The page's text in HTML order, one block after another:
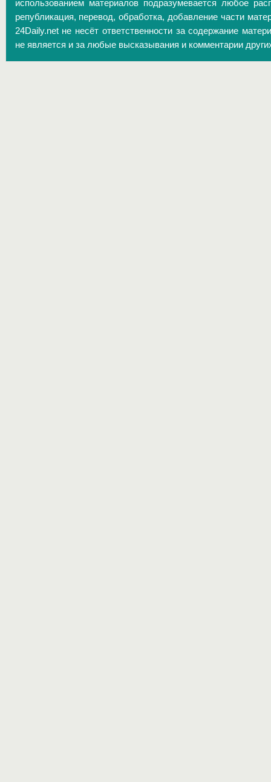
использованием материалов подразумевается любое
републикация, перевод, обработка, добавление части
24Daily.net не несёт ответственности за содержание
не является и за любые высказывания и комментарии